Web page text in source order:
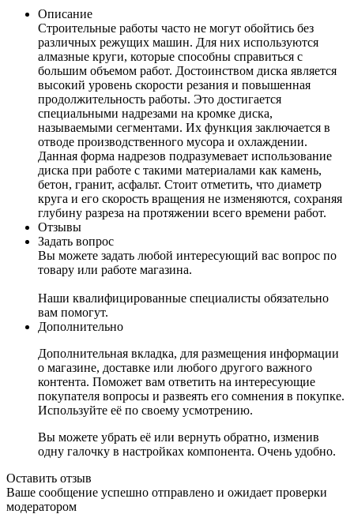
Описание
Строительные работы часто не могут обойтись без
различных режущих машин. Для них используются
алмазные круги, которые способны справиться с
большим объемом работ. Достоинством диска является
высокий уровень скорости резания и повышенная
продолжительность работы. Это достигается
специальными надрезами на кромке диска,
называемыми сегментами. Их функция заключается в
отводе производственного мусора и охлаждении.
Данная форма надрезов подразумевает использование
диска при работе с такими материалами как камень,
бетон, гранит, асфальт. Стоит отметить, что диаметр
круга и его скорость вращения не изменяются, сохраняя
глубину разреза на протяжении всего времени работ.
Отзывы
Задать вопрос
Вы можете задать любой интересующий вас вопрос по
товару или работе магазина.
Наши квалифицированные специалисты обязательно
вам помогут.
Дополнительно
Дополнительная вкладка, для размещения информации
о магазине, доставке или любого другого важного
контента. Поможет вам ответить на интересующие
покупателя вопросы и развеять его сомнения в покупке.
Используйте её по своему усмотрению.
Вы можете убрать её или вернуть обратно, изменив
одну галочку в настройках компонента. Очень удобно.
Оставить отзыв
Ваше сообщение успешно отправлено и ожидает проверки
модератором